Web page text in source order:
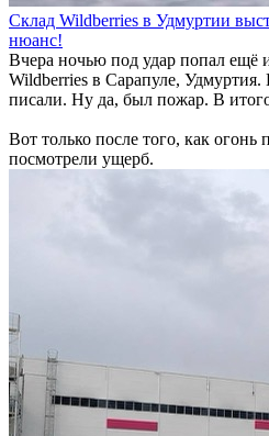
Склад Wildberries в Удмуртии
нюанс!
Вчера ночью под удар попал ещё
Wildberries в Сарапуле,
писали. Ну да, был пожар. В
Вот только после того, как
посмотрели ущерб.